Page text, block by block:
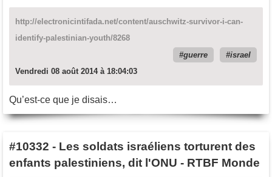
http://electronicintifada.net/content/auschwitz-survivor-i-can-
identify-palestinian-youth/8268
guerre
israel
Vendredi 08 août 2014 à 18:04:03
Qu’est-ce que je disais…
#10332 - Les soldats israéliens torturent des
enfants palestiniens, dit l'ONU - RTBF Monde